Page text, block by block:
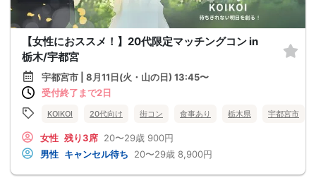
【女性におススメ！】20代限定マッチングコン in
栃木/宇都宮
宇都宮市 | 8月11日(火・山の日) 13:45〜
受付終了まで2日
KOIKOI 20代向け 街コン 食事あり 栃木県 宇都宮市
女性 残り3席 20〜29歳 900円
男性 キャンセル待ち 20〜29歳 8,900円